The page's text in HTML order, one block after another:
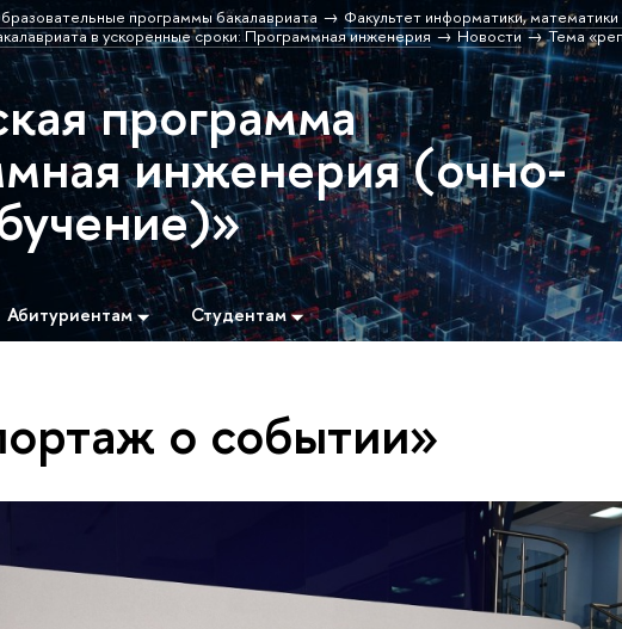
программы бакалавриата
Факультет информатики,
в ускоренные сроки: Программная инженерия Новости Тема
программа
инженерия (очно-
Абитуриентам Студентам
о событии»